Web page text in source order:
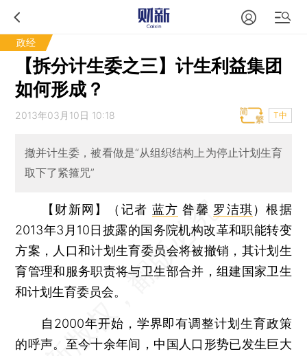
政经
【拆分计生委之三】计生利益集团
如何形成？
2013年03月10日 10:18 T中
撤并计生委，被看做是“从组织结构上为停止计划生育
取下了紧箍咒”
【财新网】（记者 蓝方 昝馨 罗洁琪）根据
2013年3月10日披露的国务院机构改革和职能转变
方案，人口和计划生育委员会将被撤销，其计划生
育管理和服务职责将与卫生部合并，组建国家卫生
和计划生育委员会。
自2000年开始，学界即有调整计划生育政策
的呼声。至今十余年间，中国人口形势已发生巨大